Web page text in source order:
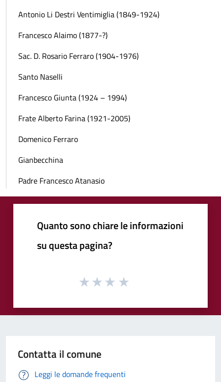
Antonio Li Destri Ventimiglia (1849-1924)
Francesco Alaimo (1877-?)
Sac. D. Rosario Ferraro (1904-1976)
Santo Naselli
Francesco Giunta (1924 – 1994)
Frate Alberto Farina (1921-2005)
Domenico Ferraro
Gianbecchina
Padre Francesco Atanasio
Quanto sono chiare le informazioni
su questa pagina?
Contatta il comune
Leggi le domande frequenti